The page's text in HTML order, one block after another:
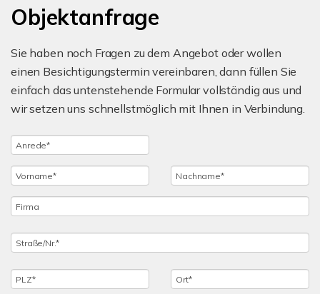
Objektanfrage
Sie haben noch Fragen zu dem Angebot oder wollen
einen Besichtigungstermin vereinbaren, dann füllen Sie
einfach das untenstehende Formular vollständig aus und
wir setzen uns schnellstmöglich mit Ihnen in Verbindung.